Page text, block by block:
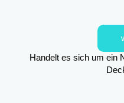
Handelt es sich um ein